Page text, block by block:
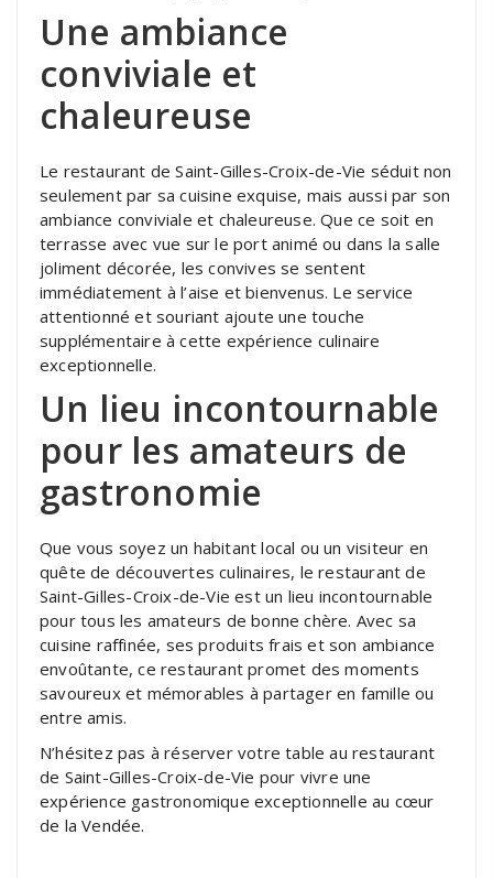
Une ambiance
conviviale et
chaleureuse
Le restaurant de Saint-Gilles-Croix-de-Vie séduit non
seulement par sa cuisine exquise, mais aussi par son
ambiance conviviale et chaleureuse. Que ce soit en
terrasse avec vue sur le port animé ou dans la salle
joliment décorée, les convives se sentent
immédiatement à l’aise et bienvenus. Le service
attentionné et souriant ajoute une touche
supplémentaire à cette expérience culinaire
exceptionnelle.
Un lieu incontournable
pour les amateurs de
gastronomie
Que vous soyez un habitant local ou un visiteur en
quête de découvertes culinaires, le restaurant de
Saint-Gilles-Croix-de-Vie est un lieu incontournable
pour tous les amateurs de bonne chère. Avec sa
cuisine raffinée, ses produits frais et son ambiance
envoûtante, ce restaurant promet des moments
savoureux et mémorables à partager en famille ou
entre amis.
N’hésitez pas à réserver votre table au restaurant
de Saint-Gilles-Croix-de-Vie pour vivre une
expérience gastronomique exceptionnelle au cœur
de la Vendée.